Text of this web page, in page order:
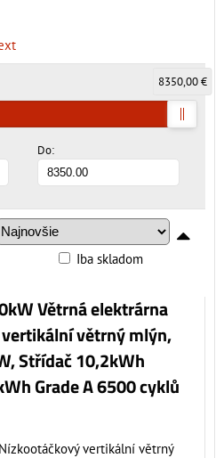
Do:
8350,00 €
Iba skladom
Větrná elektrárna
větrný mlýn,
Střídač 10,2kWh
Grade A 6500 cyklů
vertikální větrný